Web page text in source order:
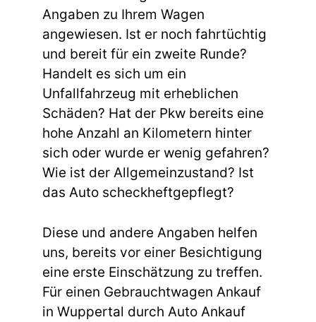
Angaben zu Ihrem Wagen
angewiesen. Ist er noch fahrtüchtig
und bereit für ein zweite Runde?
Handelt es sich um ein
Unfallfahrzeug mit erheblichen
Schäden? Hat der Pkw bereits eine
hohe Anzahl an Kilometern hinter
sich oder wurde er wenig gefahren?
Wie ist der Allgemeinzustand? Ist
das Auto scheckheftgepflegt?
Diese und andere Angaben helfen
uns, bereits vor einer Besichtigung
eine erste Einschätzung zu treffen.
Für einen Gebrauchtwagen Ankauf
in Wuppertal durch Auto Ankauf